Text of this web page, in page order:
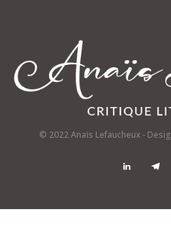
© 2022 Anaïs Lefaucheux -